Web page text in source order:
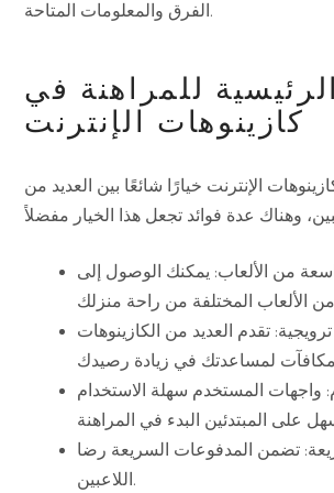
الفرق والمعلومات المتاحة.
للمراهنة في
كازينوهات الإنترنت
الإنترنت خيارًا شائعًا بين العديد من
من الألعاب: يمكنك الوصول إلى
تقدم العديد من الكازينوهات
واجهات المستخدم سهلة الاستخدام
تضمن المدفوعات السريعة رضا
اللاعبين.